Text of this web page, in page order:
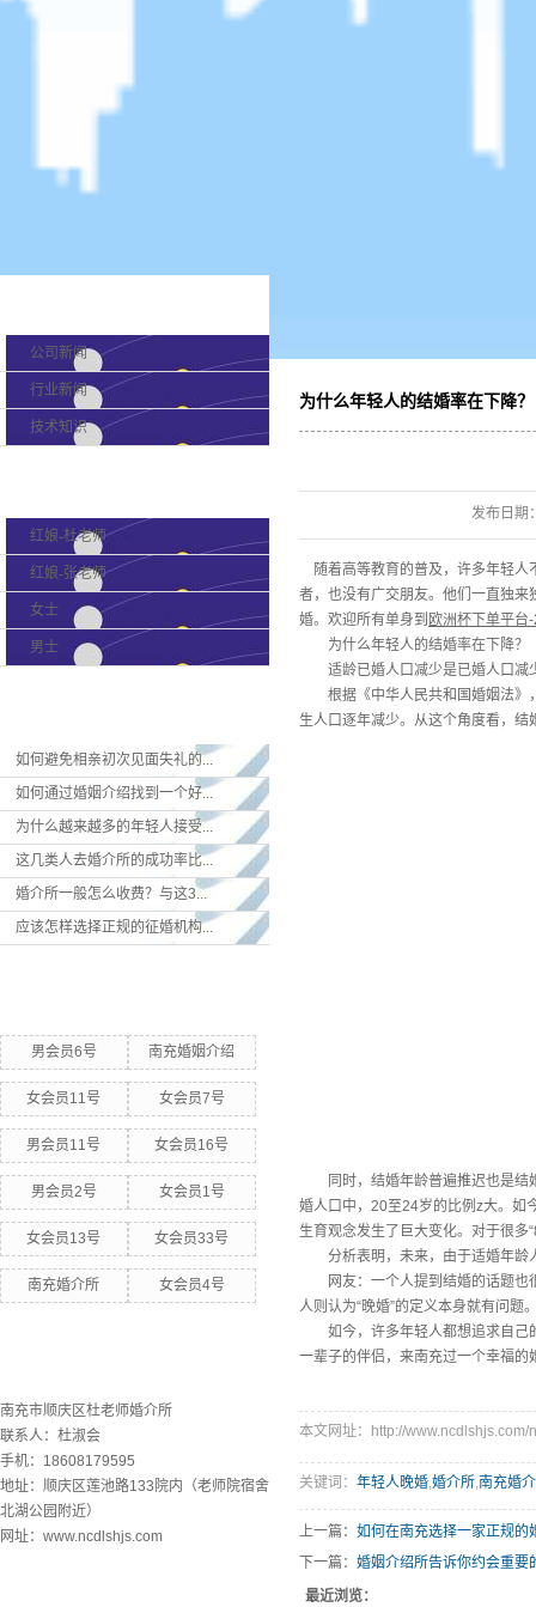
公司新闻
行业新闻
技术知识
红娘-杜老师
红娘-张老师
女士
男士
如何避免相亲初次见面失礼的...
如何通过婚姻介绍找到一个好...
为什么越来越多的年轻人接受...
这几类人去婚介所的成功率比...
婚介所一般怎么收费？与这3...
应该怎样选择正规的征婚机构...
男会员6号 南充婚姻介绍
女会员11号 女会员7号
男会员11号 女会员16号
男会员2号 女会员1号
女会员13号 女会员33号
南充婚介所 女会员4号
南充市顺庆区杜老师婚介所
联系人：杜淑会
手机：18608179595
地址：顺庆区莲池路133院内（老师院宿舍
北湖公园附近）
网址：www.ncdlshjs.com
为什么年轻人的结婚率在下降？
发布日期
随着高等教育的普及，许多年轻人
者，也没有广交朋友。他们一直独来
婚。欢迎所有单身到 欧洲杯下单平台
为什么年轻人的结婚率在下降？
适龄已婚人口减少是已婚人口减
根据《中华人民共和国婚姻法》，
生人口逐年减少。从这个角度看，结
同时，结婚年龄普遍推迟也是结婚
婚人口中，20至24岁的比例z大。如
生育观念发生了巨大变化。对于很多
分析表明，未来，由于适婚年龄人
网友：一个人提到结婚的话题也很
人则认为“晚婚”的定义本身就有问
如今，许多年轻人都想追求自己的
一辈子的伴侣，来南充过一个幸福的
本文网址：http://www.ncdlshjs.com/
关键词： 年轻人晚婚,婚介所,南充婚介
上一篇： 如何在南充选择一家正规的
下一篇： 婚姻介绍所告诉你约会重要
最近浏览：